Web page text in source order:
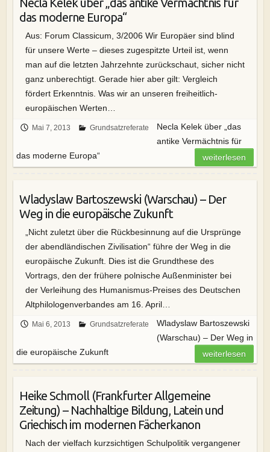
das moderne Europa“
Aus: Forum Classicum, 3/2006 Wir Europäer sind blind
für unsere Werte – dieses zugespitzte Urteil ist, wenn
man auf die letzten Jahrzehnte zurückschaut, sicher nicht
ganz unberechtigt. Gerade hier aber gilt: Vergleich
fördert Erkenntnis. Was wir an unseren freiheitlich-
europäischen Werten…
Mai 7, 2013 Grundsatzreferate
Necla Kelek über „das
antike Vermächtnis für
das moderne Europa“
weiterlesen
Wladyslaw Bartoszewski (Warschau) – Der
Weg in die europäische Zukunft
„Nicht zuletzt über die Rückbesinnung auf die Ursprünge
der abendländischen Zivilisation“ führe der Weg in die
europäische Zukunft. Dies ist die Grundthese des
Vortrags, den der frühere polnische Außenminister bei
der Verleihung des Humanismus-Preises des Deutschen
Altphilologenverbandes am 16. April…
Mai 6, 2013 Grundsatzreferate
Wladyslaw Bartoszewski
(Warschau) – Der Weg in
die europäische Zukunft
weiterlesen
Heike Schmoll (Frankfurter Allgemeine
Zeitung) – Nachhaltige Bildung, Latein und
Griechisch im modernen Fächerkanon
Nach der vielfach kurzsichtigen Schulpolitik vergangener